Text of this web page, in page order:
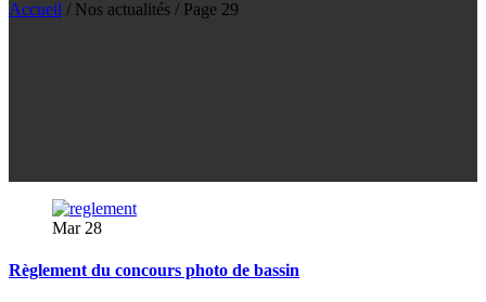
Accueil / Nos actualités / Page 29
Mar 28
Règlement du concours photo de bassin